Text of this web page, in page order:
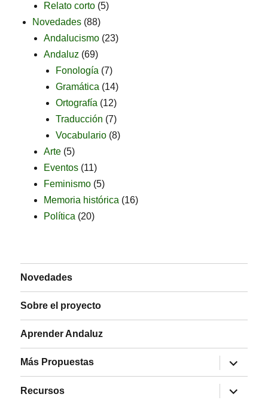
Relato corto (5)
Novedades(88)
Andalucismo (23)
Andaluz (69)
Fonología(7)
Gramática(14)
Ortografía(12)
Traducción (7)
Vocabulario(8)
Arte (5)
Eventos (11)
Feminismo (5)
Memoria histórica (16)
Política (20)
Novedades
Sobre el proyecto
Aprender Andaluz
Más Propuestas
expande
el
menú
inferior
Recursos
expande
el